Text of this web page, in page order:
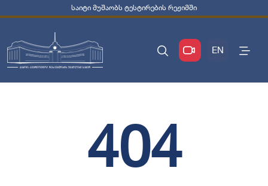
საიტი მუშაობს ტესტირების რეჟიმში
EN
404